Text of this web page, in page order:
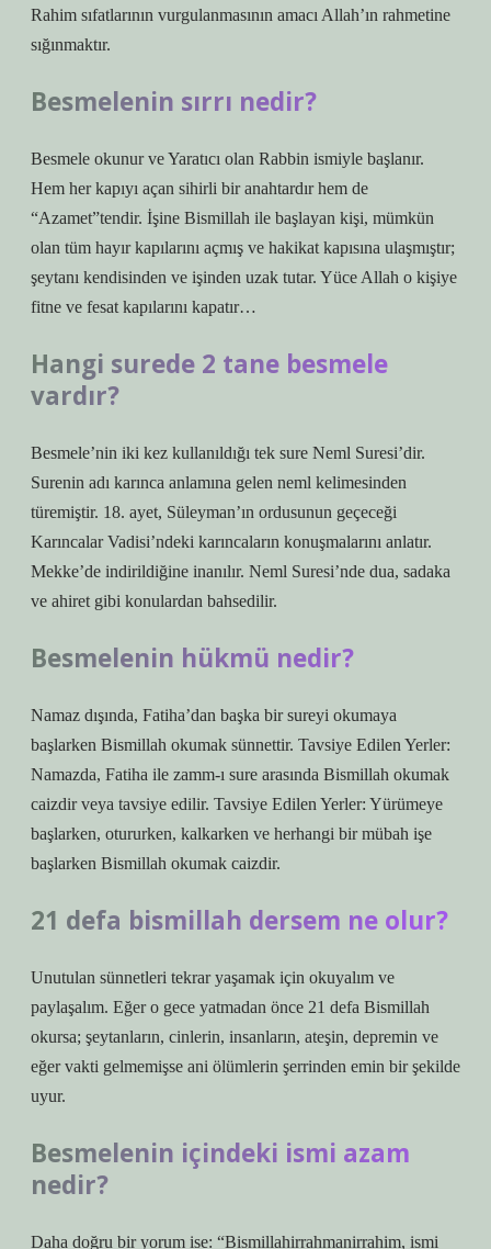
Rahim sıfatlarının vurgulanmasının amacı Allah’ın rahmetine
sığınmaktır.
Besmelenin sırrı nedir?
Besmele okunur ve Yaratıcı olan Rabbin ismiyle başlanır.
Hem her kapıyı açan sihirli bir anahtardır hem de
“Azamet”tendir. İşine Bismillah ile başlayan kişi, mümkün
olan tüm hayır kapılarını açmış ve hakikat kapısına ulaşmıştır;
şeytanı kendisinden ve işinden uzak tutar. Yüce Allah o kişiye
fitne ve fesat kapılarını kapatır…
Hangi surede 2 tane besmele
vardır?
Besmele’nin iki kez kullanıldığı tek sure Neml Suresi’dir.
Surenin adı karınca anlamına gelen neml kelimesinden
türemiştir. 18. ayet, Süleyman’ın ordusunun geçeceği
Karıncalar Vadisi’ndeki karıncaların konuşmalarını anlatır.
Mekke’de indirildiğine inanılır. Neml Suresi’nde dua, sadaka
ve ahiret gibi konulardan bahsedilir.
Besmelenin hükmü nedir?
Namaz dışında, Fatiha’dan başka bir sureyi okumaya
başlarken Bismillah okumak sünnettir. Tavsiye Edilen Yerler:
Namazda, Fatiha ile zamm-ı sure arasında Bismillah okumak
caizdir veya tavsiye edilir. Tavsiye Edilen Yerler: Yürümeye
başlarken, otururken, kalkarken ve herhangi bir mübah işe
başlarken Bismillah okumak caizdir.
21 defa bismillah dersem ne olur?
Unutulan sünnetleri tekrar yaşamak için okuyalım ve
paylaşalım. Eğer o gece yatmadan önce 21 defa Bismillah
okursa; şeytanların, cinlerin, insanların, ateşin, depremin ve
eğer vakti gelmemişse ani ölümlerin şerrinden emin bir şekilde
uyur.
Besmelenin içindeki ismi azam
nedir?
Daha doğru bir yorum ise: “Bismillahirrahmanirrahim, ismi